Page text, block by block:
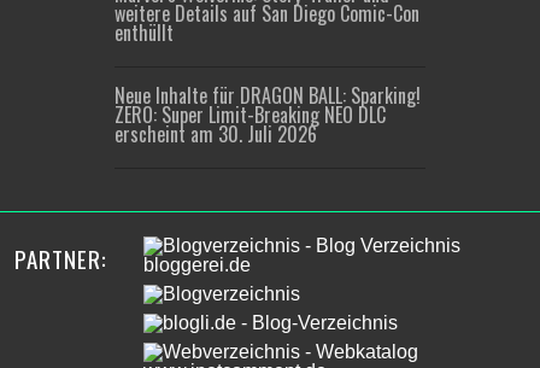
weitere Details auf San Diego Comic-Con
enthüllt
Neue Inhalte für DRAGON BALL: Sparking!
ZERO: Super Limit-Breaking NEO DLC
erscheint am 30. Juli 2026
PARTNER: